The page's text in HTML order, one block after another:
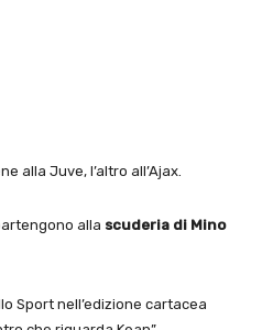
alla Juve, l’altro all’Ajax.
alla scuderia di Mino
Sport nell’edizione cartacea